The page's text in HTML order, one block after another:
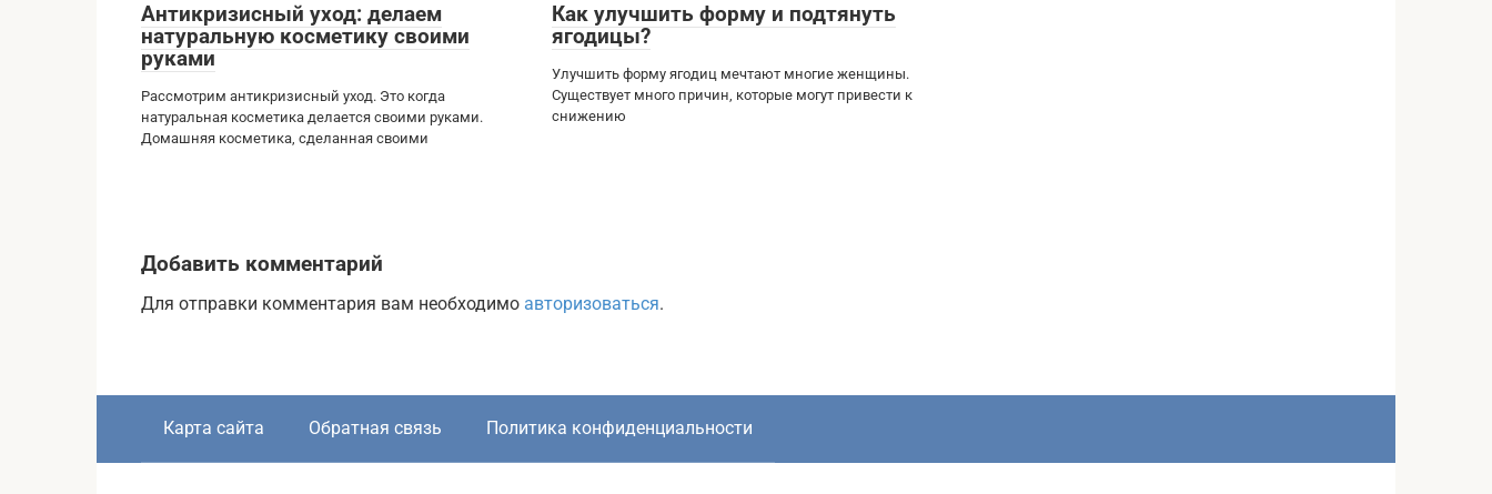
Антикризисный уход: делаем
натуральную косметику своими
руками
Рассмотрим антикризисный уход. Это когда
натуральная косметика делается своими руками.
Домашняя косметика, сделанная своими
Как улучшить форму и подтянуть
ягодицы?
Улучшить форму ягодиц мечтают многие женщины.
Существует много причин, которые могут привести к
снижению
Добавить комментарий
Для отправки комментария вам необходимо авторизоваться.
Карта сайта Обратная связь Политика конфиденциальности